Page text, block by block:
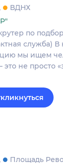
ВДНХ
по
служба)
мы ищем
не просто
Площадь